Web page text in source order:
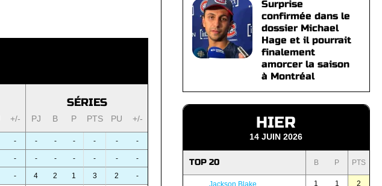
SÉRIES
+/- PJ B P PTS PU +/-
- - - - - - -
- - - - - - -
- 4 2 1 3 2 -
Surprise
confirmée dans le
dossier Michael
Hage et il pourrait
finalement
amorcer la saison
à Montréal
HIER
14 JUIN 2026
TOP 20 B P PTS
Jackson Blake 1 1 2